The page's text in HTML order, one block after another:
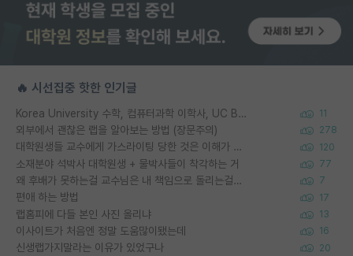
🔥 시선집중 핫한 인기글
Korea University 수학, 컴퓨터과학 이학사, UC Berkeley 산업공학 대학원 공학박사가 되는 것은 쉽지 않겠죠? 11
외부에서 괜찮은 랩을 알아보는 방법 (장문주의) 278
대학원생들 교수에게 가스라이팅 당한 것은 이해가 갑니다. 안타깝네요. 120
소재분야 석박사 대학원생 + 물박사들이 착각하는 거 77
왜 후배가 못하는걸 교수님은 내 책임으로 돌리는걸까요? 7
편애 하는 방법 17
랩홈피에 다들 본인 사진 올리냐 13
이사이트가 처음엔 정말 도움많이됐는데 16
신생랩가지말라는 이유가 있었구나 20